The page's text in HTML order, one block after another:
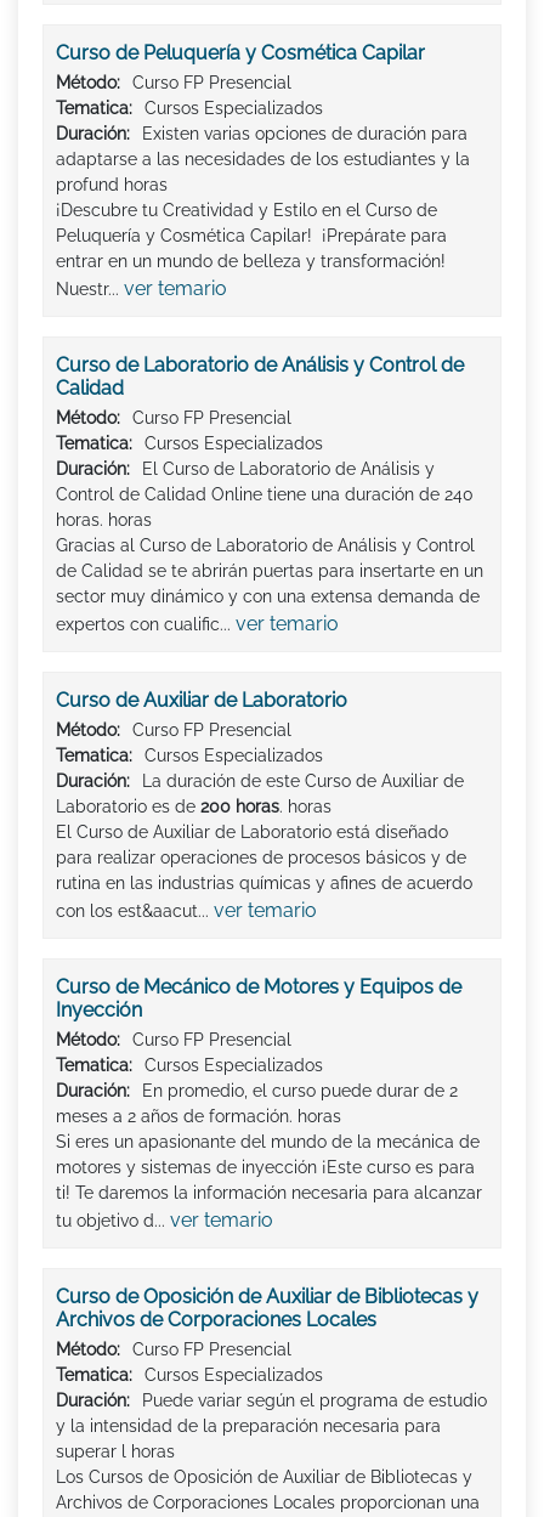
Curso de Peluquería y Cosmética Capilar
Método:
Curso FP Presencial
Tematica:
Cursos Especializados
Duración:
Existen varias opciones de duración para
adaptarse a las necesidades de los estudiantes y la
profund horas
¡Descubre tu Creatividad y Estilo en el Curso de
Peluquería y Cosmética Capilar! ¡Prepárate para
entrar en un mundo de belleza y transformación!
Nuestr... ver temario
Curso de Laboratorio de Análisis y Control de
Calidad
Método:
Curso FP Presencial
Tematica:
Cursos Especializados
Duración:
El Curso de Laboratorio de Análisis y
Control de Calidad Online tiene una duración de 240
horas. horas
Gracias al Curso de Laboratorio de Análisis y Control
de Calidad se te abrirán puertas para insertarte en un
sector muy dinámico y con una extensa demanda de
expertos con cualific... ver temario
Curso de Auxiliar de Laboratorio
Método:
Curso FP Presencial
Tematica:
Cursos Especializados
Duración:
La duración de este Curso de Auxiliar de
Laboratorio es de 200 horas. horas
El Curso de Auxiliar de Laboratorio está diseñado
para realizar operaciones de procesos básicos y de
rutina en las industrias químicas y afines de acuerdo
con los est&aacut... ver temario
Curso de Mecánico de Motores y Equipos de
Inyección
Método:
Curso FP Presencial
Tematica:
Cursos Especializados
Duración:
En promedio, el curso puede durar de 2
meses a 2 años de formación. horas
Si eres un apasionante del mundo de la mecánica de
motores y sistemas de inyección ¡Este curso es para
ti! Te daremos la información necesaria para alcanzar
tu objetivo d... ver temario
Curso de Oposición de Auxiliar de Bibliotecas y
Archivos de Corporaciones Locales
Método:
Curso FP Presencial
Tematica:
Cursos Especializados
Duración:
Puede variar según el programa de estudio
y la intensidad de la preparación necesaria para
superar l horas
Los Cursos de Oposición de Auxiliar de Bibliotecas y
Archivos de Corporaciones Locales proporcionan una